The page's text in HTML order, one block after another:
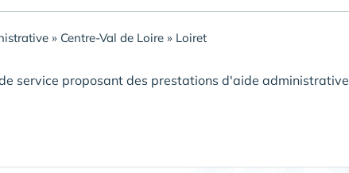
» Centre-Val de Loire » Loiret
service proposant des prestations d'aide administrative